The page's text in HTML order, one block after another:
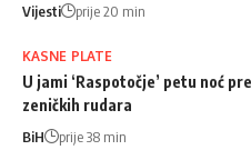
Vijesti prije 20 min
KASNE PLATE
U jami ‘Raspotočje’ petu noć
zeničkih rudara
BiH prije 38 min